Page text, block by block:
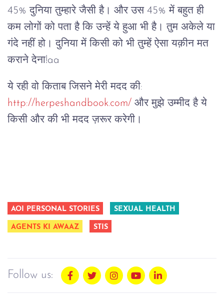
45% दुनिया तुम्हारे जैसी है। और उस 45% में बहुत ही
कम लोगों को पता है कि उन्हें ये हुआ भी है। तुम अकेले या
गंदे नहीं हो। दुनिया में किसी को भी तुम्हें ऐसा यक़ीन मत
कराने देना!aa
ये रही वो किताब जिसने मेरी मदद की:
http://herpeshandbook.com/ और मुझे उम्मीद है ये
किसी और की भी मदद ज़रूर करेगी।
AOI PERSONAL STORIES SEXUAL HEALTH
AGENTS KI AWAAZ STIS
Follow us: